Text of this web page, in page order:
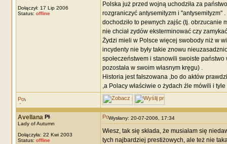
Dołączył: 17 Lip 2006
Status: offline
Polska już przed wojną uchodziła za
rozgraniczyć antysemityzm i "antysemityzm"
dochodziło to pewnych zajśc (tj. obrzucanie
nie chciał zydów eksterminować czy
Żydzi mieli w Polsce więcej swobody niż w
incydenty nie były takie znowu
społeczeństwem i stanowili swoiste
pozostała w swoim własnym kręgu) .
Historia jest fałszowana ,bo do aktów
,a Polacy właściwie o żydach źle mówili i
Avellana
Lady of Autumn
Dołączyła: 22 Kwi 2003
Status: offline
Wysłany: 20-07-2006, 17:34
Wiesz, tak się składa, że musiałam się
tych najbardziej prestiżowych, ale też nie